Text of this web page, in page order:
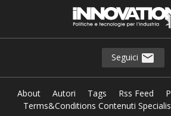
Seguici
About Autori Tags Rss Feed
Terms&Conditions Contenuti